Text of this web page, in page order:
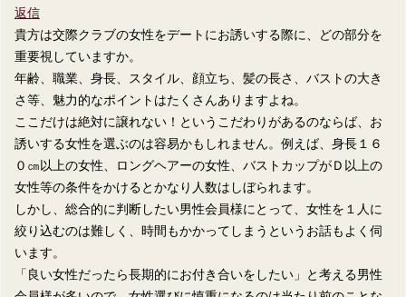
返信
貴方は交際クラブの女性をデートにお誘いする際に、どの部分を
重要視していますか。
年齢、職業、身長、スタイル、顔立ち、髪の長さ、バストの大き
さ等、魅力的なポイントはたくさんありますよね。
ここだけは絶対に譲れない！というこだわりがあるのならば、お
誘いする女性を選ぶのは容易かもしれません。例えば、身長１６
０㎝以上の女性、ロングヘアーの女性、バストカップがＤ以上の
女性等の条件をかけるとかなり人数はしぼられます。
しかし、総合的に判断したい男性会員様にとって、女性を１人に
絞り込むのは難しく、時間もかかってしまうというお話もよく伺
います。
「良い女性だったら長期的にお付き合いをしたい」と考える男性